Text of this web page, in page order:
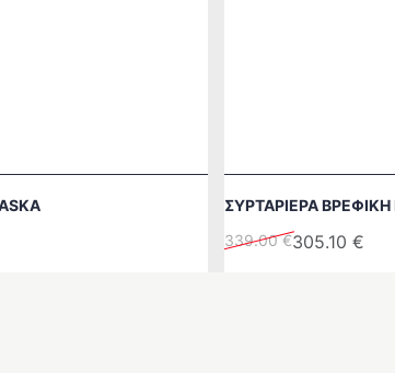
ΣΥΡΤΑΡΙΈΡΑ ΒΡΕΦΙΚΉ
339.00€
Original 305.10 €
Η